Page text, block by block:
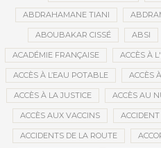
ABDRAHAMANE TIANI
ABOUBAKAR CISSÉ ABSI
ACADÉMIE FRANÇAISE ACCÈS À
ACCÈS À L’EAU POTABLE ACCÈS
ACCÈS À LA JUSTICE ACCÈS AU
ACCÈS AUX VACCINS ACCIDENT
ACCIDENTS DE LA ROUTE